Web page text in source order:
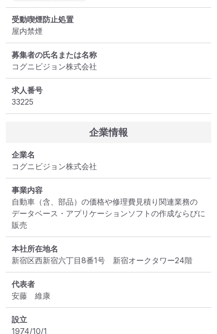
受動喫煙防止処置
屋内禁煙
募集者の氏名または名称
コグニビジョン株式会社
求人番号
33225
企業情報
企業名
コグニビジョン株式会社
事業内容
自動車（含、部品）の価格や修理費見積り関連業務の
データベース・アプリケーションソフトの作成ならびに
販売
本社所在地名
新宿区西新宿六丁目8番1号　新宿オークタワー24階
代表者
安藤　維康
設立
1974/10/1